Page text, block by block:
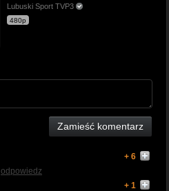
Lubuski Sport TVP3
480p
Zamieść komentarz
+ 6
odpowiedz
+ 1